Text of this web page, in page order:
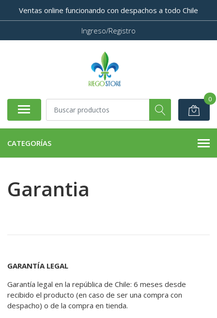
Ventas online funcionando con despachos a todo Chile
Ingreso/Registro
0
CATEGORÍAS
Garantia
GARANTÍA LEGAL
Garantía legal en la república de Chile: 6 meses desde
recibido el producto (en caso de ser una compra con
despacho) o de la compra en tienda.